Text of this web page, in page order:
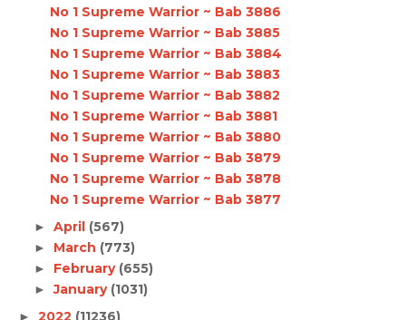
No 1 Supreme Warrior ~ Bab 3886
No 1 Supreme Warrior ~ Bab 3885
No 1 Supreme Warrior ~ Bab 3884
No 1 Supreme Warrior ~ Bab 3883
No 1 Supreme Warrior ~ Bab 3882
No 1 Supreme Warrior ~ Bab 3881
No 1 Supreme Warrior ~ Bab 3880
No 1 Supreme Warrior ~ Bab 3879
No 1 Supreme Warrior ~ Bab 3878
No 1 Supreme Warrior ~ Bab 3877
► April (567)
► March (773)
► February (655)
►January (1031)
► 2022 (11236)